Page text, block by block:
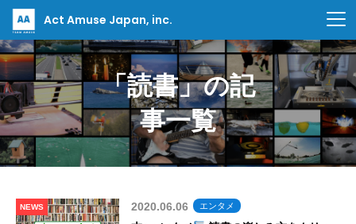
Act Amuse Japan, inc.
「読書」の記
事一覧
NEWS 2020.06.06 エンタメ